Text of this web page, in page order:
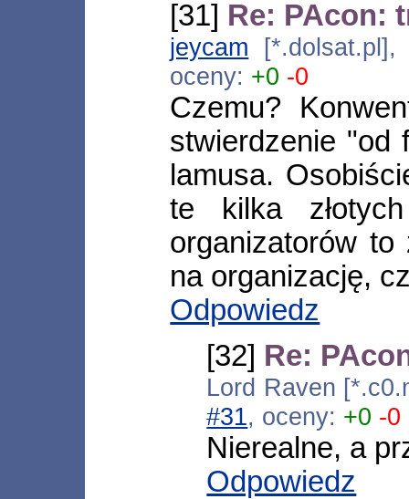
[31] Re: PAcon:
jeycam
oceny: +0 -0
Czemu?
stwierdzenie "od
lamusa.
te kilka
organizatorów
na organizację,
Odpowiedz
[32] Re:
Lord Raven
#31, oceny: +0 -0
Nierealne, a
Odpowiedz